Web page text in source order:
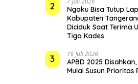
2
Ngaku Bisa Tutup
Kabupaten
Diciduk Saat Terima
Tiga Kades
3 16 Juli 2026
APBD 2025
Mulai Susun Prioritas